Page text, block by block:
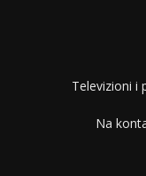
Televizioni i
Na